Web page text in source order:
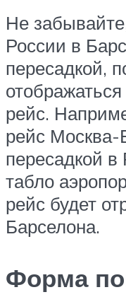
Не
России в
пересадкой,
рейс.
рейс Москва-
пересадкой
табло
рейс будет
Барселона.
Форма